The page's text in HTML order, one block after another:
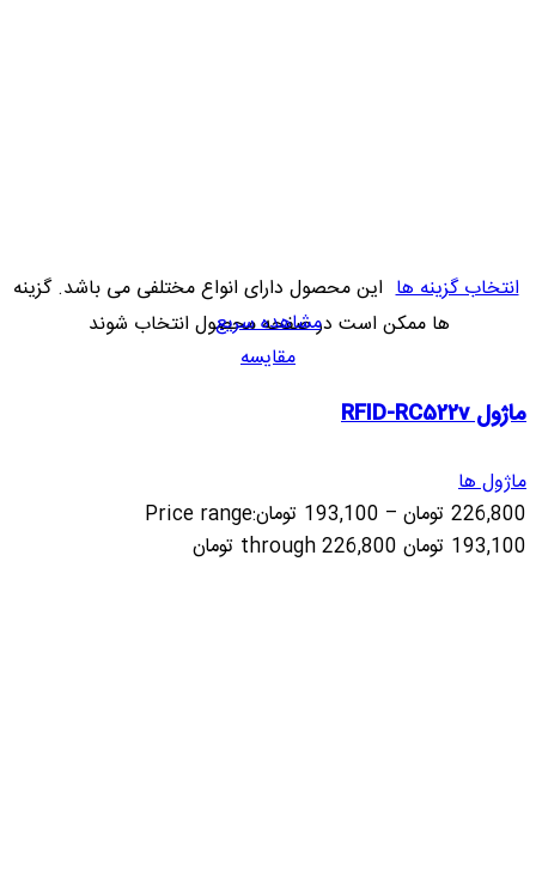
انتخاب گزینه ها این محصول دارای انواع مختلفی می باشد. گزینه
ها ممکن است در صفحه محصول انتخاب شوند
مشاهده سریع
مقایسه
ماژول RFID-RC522v
ماژول ها
226,800 تومان –
193,100 تومانPrice range:
193,100 تومان through 226,800 تومان